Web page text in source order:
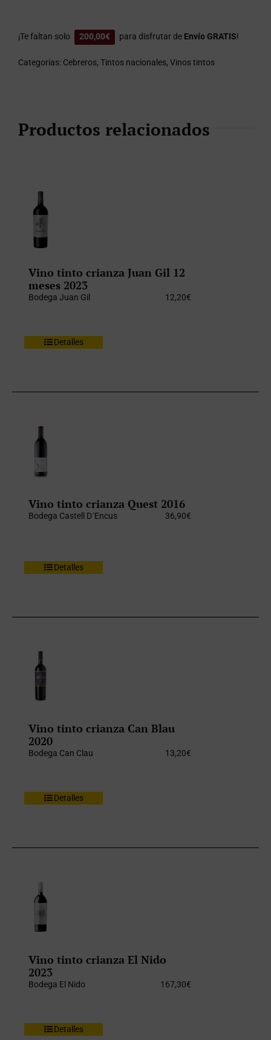
¡Te faltan solo 200,00€ para disfrutar de Envío GRATIS!
Categorías: Cebreros, Tintos nacionales, Vinos tintos
Productos relacionados
Vino tinto crianza Juan Gil 12
meses 2023
Bodega Juan Gil 12,20€
Detalles
Vino tinto crianza Quest 2016
Bodega Castell D´Encus 36,90€
Detalles
Vino tinto crianza Can Blau
2020
Bodega Can Clau 13,20€
Detalles
Vino tinto crianza El Nido
2023
Bodega El Nido 167,30€
Detalles